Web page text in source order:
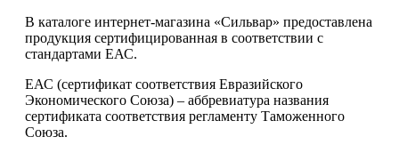
В каталоге интернет-магазина «Сильвар» предоставлена
продукция сертифицированная в соответствии с
стандартами ЕАС.
ЕАС (сертификат соответствия Евразийского
Экономического Союза) – аббревиатура названия
сертификата соответствия регламенту Таможенного
Союза.